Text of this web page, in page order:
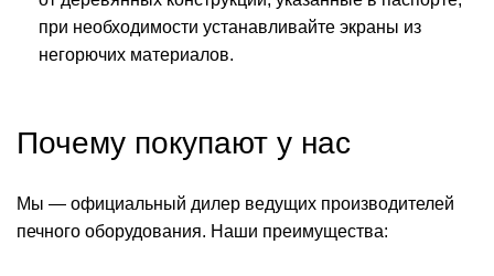
при необходимости устанавливайте экраны из
негорючих материалов.
Почему покупают у нас
Мы — официальный дилер ведущих производителей
печного оборудования. Наши преимущества: